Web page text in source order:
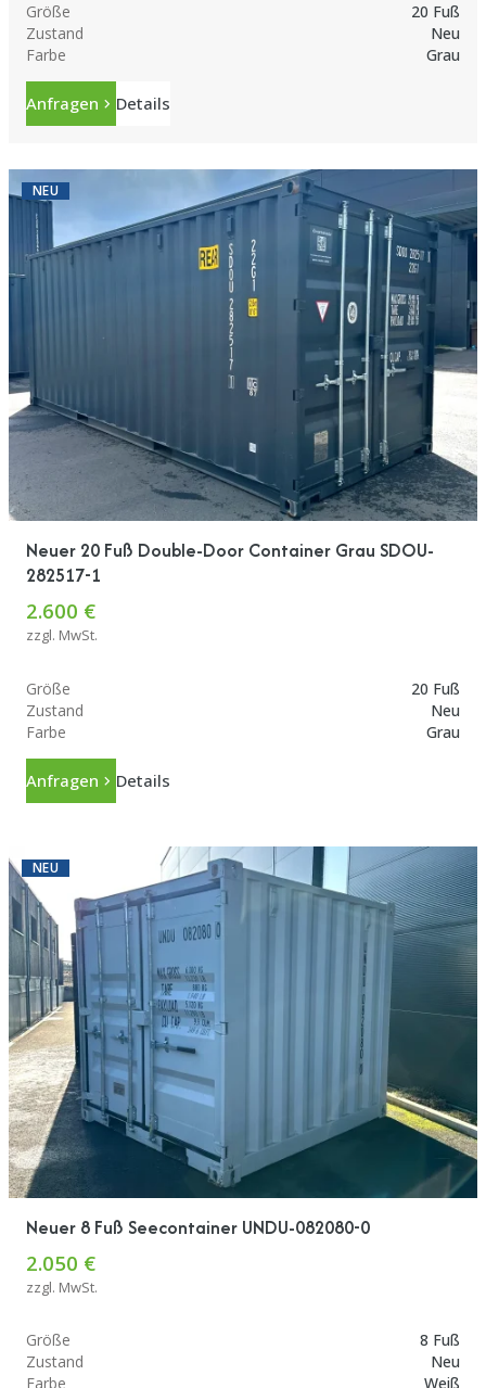
Größe
20 Fuß
Zustand
Neu
Farbe
Grau
Anfragen Details
NEU
Neuer 20 Fuß Double-Door Container Grau SDOU-
282517-1
2.600 €
zzgl. MwSt.
Größe
20 Fuß
Zustand
Neu
Farbe
Grau
Anfragen Details
NEU
Neuer 8 Fuß Seecontainer UNDU-082080-0
2.050 €
zzgl. MwSt.
Größe
8 Fuß
Zustand
Neu
Farbe
Weiß